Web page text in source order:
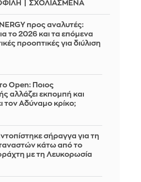
ΣΧΟΛΙΑΣΜΕΝΑ
προς αναλυτές:
το 2026 και τα επόμενα
προοπτικές για διύλιση
Open: Ποιος
αλλάζει εκπομπή και
τον Αδύναμο κρίκο;
σήραγγα για τη
κάτω από το
με τη Λευκορωσία